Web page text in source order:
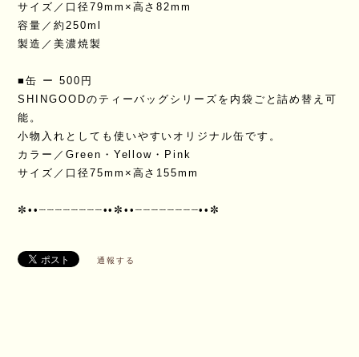
サイズ／口径79mm×高さ82mm
容量／約250ml
製造／美濃焼製
■缶 ー 500円
SHINGOODのティーバッグシリーズを内袋ごと詰め替え可
能。
小物入れとしても使いやすいオリジナル缶です。
カラー／Green・Yellow・Pink
サイズ／口径75mm×高さ155mm
✼••┈┈┈┈┈┈┈┈••✼••┈┈┈┈┈┈┈┈••✼
通報する